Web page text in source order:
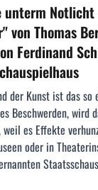
Notlicht
von Thomas
Ferdinand
der Kunst ist das so
Beschwerden, wird
es Effekte
oder in